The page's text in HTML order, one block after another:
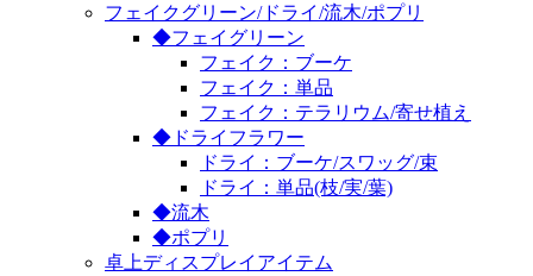
フェイクグリーン/ドライ/流木/ポプリ
◆フェイグリーン
フェイク：ブーケ
フェイク：単品
フェイク：テラリウム/寄せ植え
◆ドライフラワー
ドライ：ブーケ/スワッグ/束
ドライ：単品(枝/実/葉)
◆流木
◆ポプリ
卓上ディスプレイアイテム